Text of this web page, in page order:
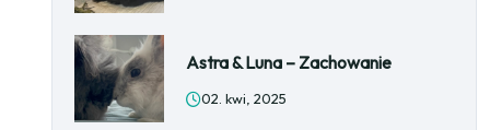
Astra & Luna – Zachowanie
02. kwi, 2025